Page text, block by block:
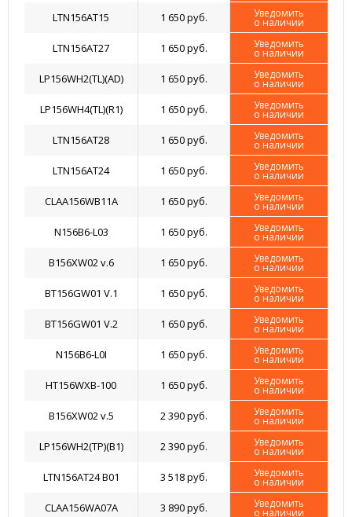
LTN156AT15 1 650 руб. Уведомить
о наличии
LTN156AT27 1 650 руб. Уведомить
о наличии
LP156WH2(TL)(AD) 1 650 руб. Уведомить
о наличии
LP156WH4(TL)(R1) 1 650 руб. Уведомить
о наличии
LTN156AT28 1 650 руб. Уведомить
о наличии
LTN156AT24 1 650 руб. Уведомить
о наличии
CLAA156WB11A 1 650 руб. Уведомить
о наличии
N156B6-L03 1 650 руб. Уведомить
о наличии
B156XW02 v.6 1 650 руб. Уведомить
о наличии
BT156GW01 V.1 1 650 руб. Уведомить
о наличии
BT156GW01 V.2 1 650 руб. Уведомить
о наличии
N156B6-L0I 1 650 руб. Уведомить
о наличии
HT156WXB-100 1 650 руб. Уведомить
о наличии
B156XW02 v.5 2 390 руб. Уведомить
о наличии
LP156WH2(TP)(B1) 2 390 руб. Уведомить
о наличии
LTN156AT24 B01 3 518 руб. Уведомить
о наличии
CLAA156WA07A 3 890 руб. Уведомить
о наличии